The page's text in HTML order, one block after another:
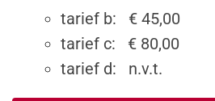
tarief b: € 45,00
tarief c: € 80,00
tarief d: n.v.t.